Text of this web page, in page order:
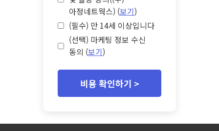
아정네트웍스) (보기)
(필수) 만 14세 이상입니다
(선택) 마케팅 정보 수신
동의 (보기)
비용 확인하기 >